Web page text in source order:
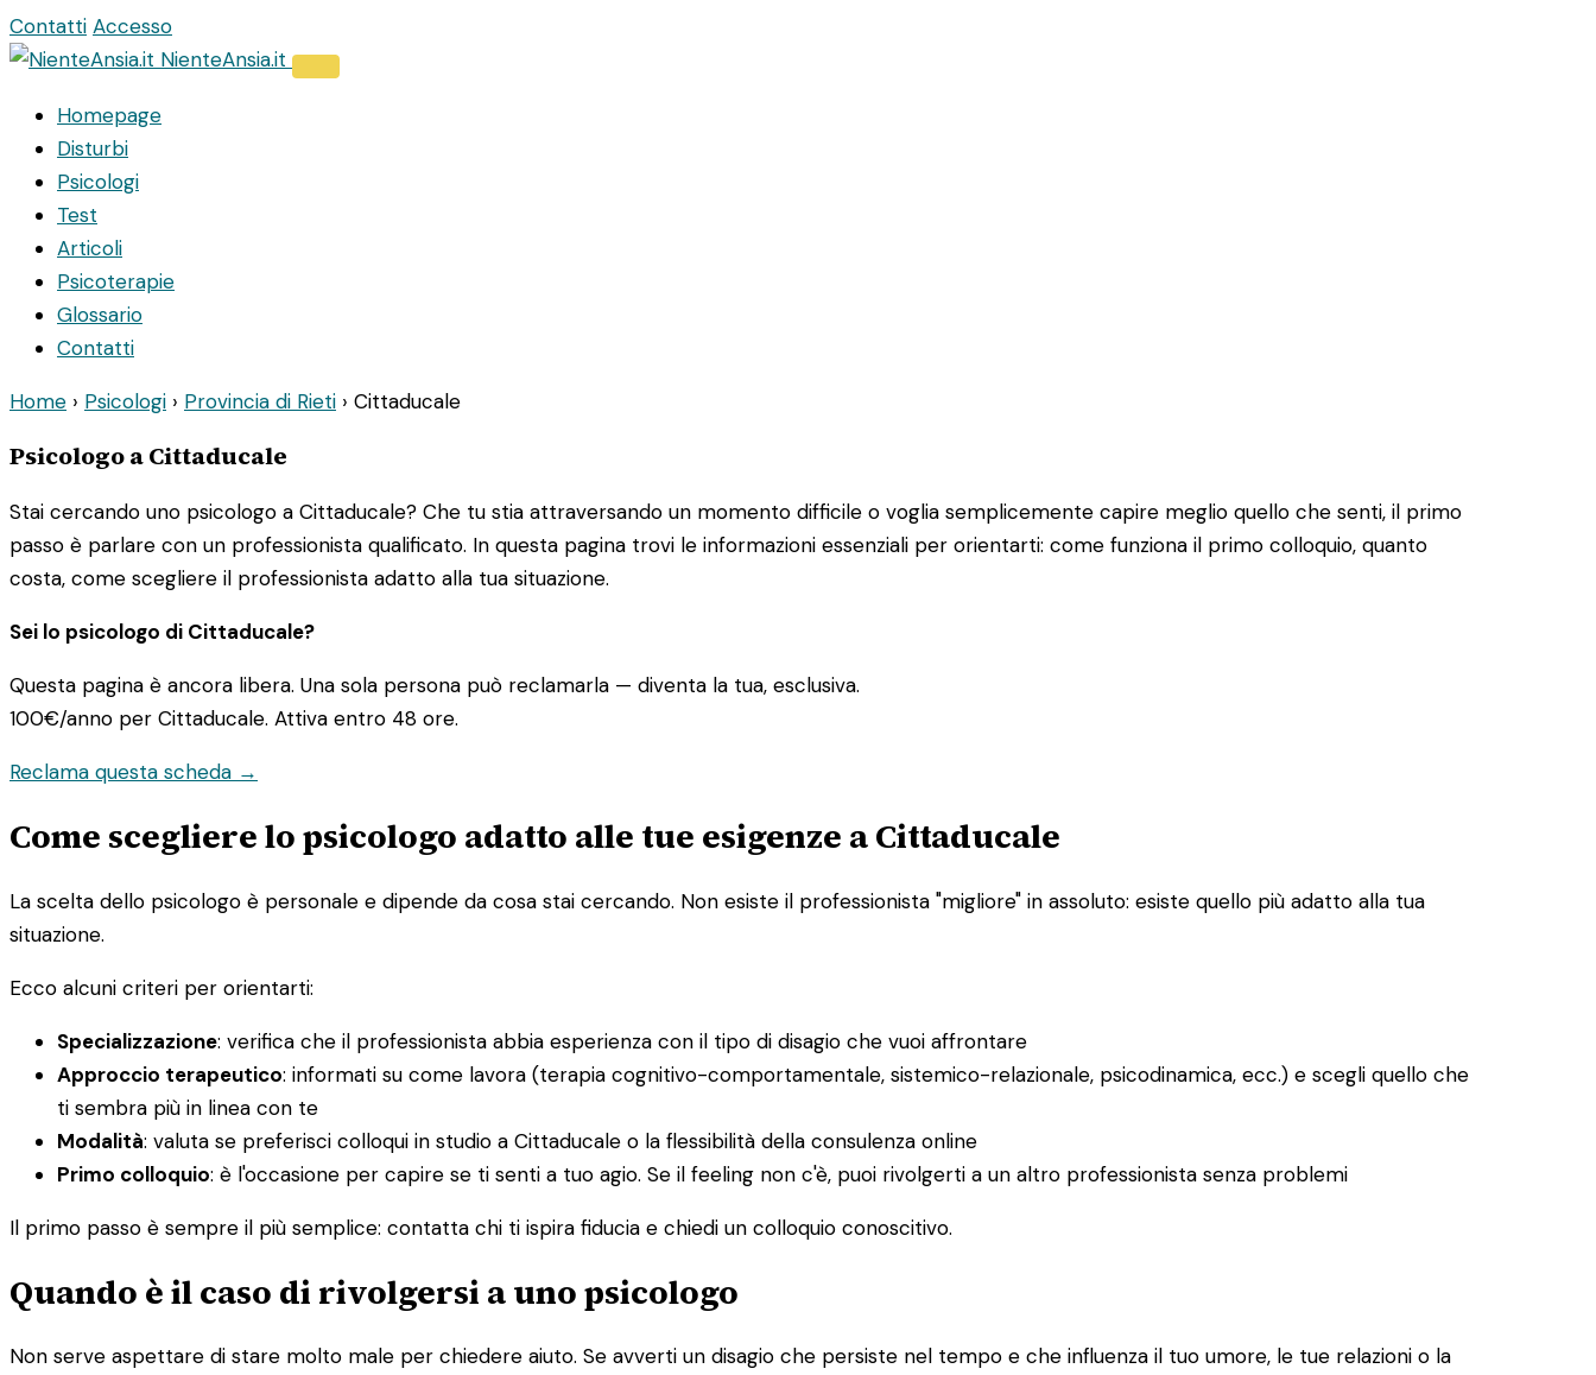
Vai
al
Contatti Accesso
NienteAnsia.it
Homepage
Disturbi
Psicologi
Test
Articoli
Psicoterapie
Glossario
Contatti
Home › Psicologi › Provincia di Rieti › Cittaducale
Psicologo a Cittaducale
Stai cercando uno psicologo a Cittaducale? Che tu stia attraversando un momento difficile o voglia semplicemente capire meglio quello che senti, il primo
passo è parlare con un professionista qualificato. In questa pagina trovi le informazioni essenziali per orientarti: come funziona il primo colloquio, quanto
costa, come scegliere il professionista adatto alla tua situazione.
Sei lo psicologo di Cittaducale?
Questa pagina è ancora libera. Una sola persona può reclamarla — diventa la tua, esclusiva.
100€/anno per Cittaducale. Attiva entro 48 ore.
Reclama questa scheda →
Come scegliere lo psicologo adatto alle tue esigenze a Cittaducale
La scelta dello psicologo è personale e dipende da cosa stai cercando. Non esiste il professionista "migliore" in assoluto: esiste quello più adatto alla tua
situazione.
Ecco alcuni criteri per orientarti:
Specializzazione: verifica che il professionista abbia esperienza con il tipo di disagio che vuoi affrontare
Approccio terapeutico: informati su come lavora (terapia cognitivo-comportamentale, sistemico-relazionale, psicodinamica, ecc.) e scegli quello che
ti sembra più in linea con te
Modalità: valuta se preferisci colloqui in studio a Cittaducale o la flessibilità della consulenza online
Primo colloquio: è l'occasione per capire se ti senti a tuo agio. Se il feeling non c'è, puoi rivolgerti a un altro professionista senza problemi
Il primo passo è sempre il più semplice: contatta chi ti ispira fiducia e chiedi un colloquio conoscitivo.
Quando è il caso di rivolgersi a uno psicologo
Non serve aspettare di stare molto male per chiedere aiuto. Se avverti un disagio che persiste nel tempo e che influenza il tuo umore, le tue relazioni o la